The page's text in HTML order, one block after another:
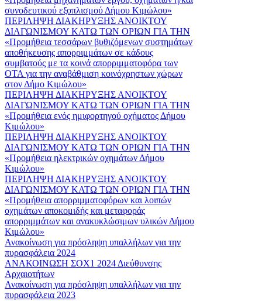
συνοδευτικού εξοπλισμού Δήμου Κιμώλου»
ΠΕΡΙΛΗΨΗ ΔΙΑΚΗΡΥΞΗΣ ΑΝΟΙΚΤΟΥ
ΔΙΑΓΩΝΙΣΜΟΥ ΚΑΤΩ ΤΩΝ ΟΡΙΩΝ ΓΙΑ ΤΗΝ
«Προμήθεια τεσσάρων βυθιζόμενων συστημάτων
αποθήκευσης απορριμμάτων σε κάδους
συμβατούς με τα κοινά απορριμματοφόρα των
ΟΤΑ για την αναβάθμιση κοινόχρηστων χώρων
στον Δήμο Κιμώλου»
ΠΕΡΙΛΗΨΗ ΔΙΑΚΗΡΥΞΗΣ ΑΝΟΙΚΤΟΥ
ΔΙΑΓΩΝΙΣΜΟΥ ΚΑΤΩ ΤΩΝ ΟΡΙΩΝ ΓΙΑ ΤΗΝ
«Προμήθεια ενός ημιφορτηγού οχήματος Δήμου
Κιμώλου»
ΠΕΡΙΛΗΨΗ ΔΙΑΚΗΡΥΞΗΣ ΑΝΟΙΚΤΟΥ
ΔΙΑΓΩΝΙΣΜΟΥ ΚΑΤΩ ΤΩΝ ΟΡΙΩΝ ΓΙΑ ΤΗΝ
«Προμήθεια ηλεκτρικών οχημάτων Δήμου
Κιμώλου»
ΠΕΡΙΛΗΨΗ ΔΙΑΚΗΡΥΞΗΣ ΑΝΟΙΚΤΟΥ
ΔΙΑΓΩΝΙΣΜΟΥ ΚΑΤΩ ΤΩΝ ΟΡΙΩΝ ΓΙΑ ΤΗΝ
«Προμήθεια απορριμματοφόρων και λοιπών
οχημάτων αποκομιδής και μεταφοράς
απορριμμάτων και ανακυκλώσιμων υλικών Δήμου
Κιμώλου»
Ανακοίνωση για πρόσληψη υπαλλήλων για την
πυρασφάλεια 2024
ΑΝΑΚΟΙΝΩΣΗ ΣΟΧ1 2024 Διεύθυνσης
Αρχαιοτήτων
Ανακοίνωση για πρόσληψη υπαλλήλων για την
πυρασφάλεια 2023